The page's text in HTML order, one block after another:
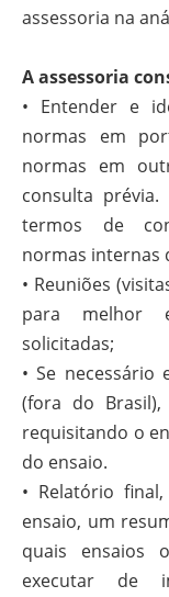
assessoria na
A assessoria
• Entender e
normas em
normas em
consulta
termos de
normas internas
• Reuniões
para melhor
solicitadas;
• Se
(fora do
requisitando o
do ensaio.
• Relatório
ensaio, um
quais ensaios
executar de